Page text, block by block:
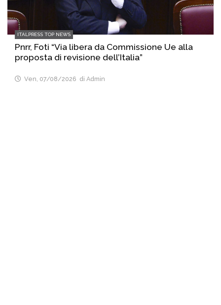
ITALPRESS TOP NEWS
Pnrr, Foti “Via libera da Commissione Ue alla
proposta di revisione dell’Italia”
Ven, 07/08/2026 di Admin